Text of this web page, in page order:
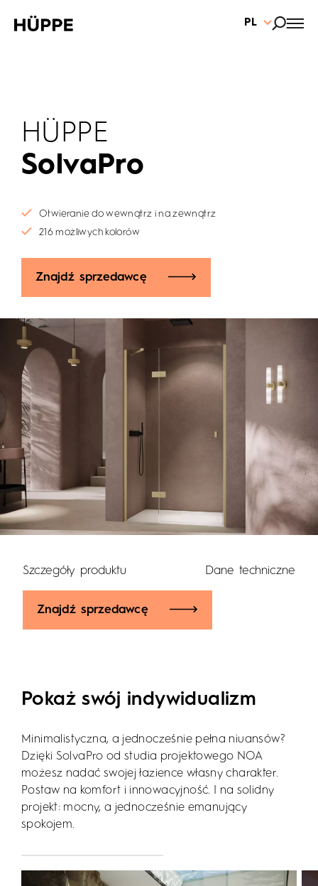
PL
HÜPPE
SolvaPro
Otwieranie do wewnątrz i na zewnątrz
216 możliwych kolorów
Znajdź sprzedawcę
Szczegóły produktu Dane techniczne
Znajdź sprzedawcę
Pokaż swój indywidualizm
Minimalistyczna, a jednocześnie pełna niuansów?
Dzięki SolvaPro od studia projektowego NOA
możesz nadać swojej łazience własny charakter.
Postaw na komfort i innowacyjność. I na solidny
projekt: mocny, a jednocześnie emanujący
spokojem.